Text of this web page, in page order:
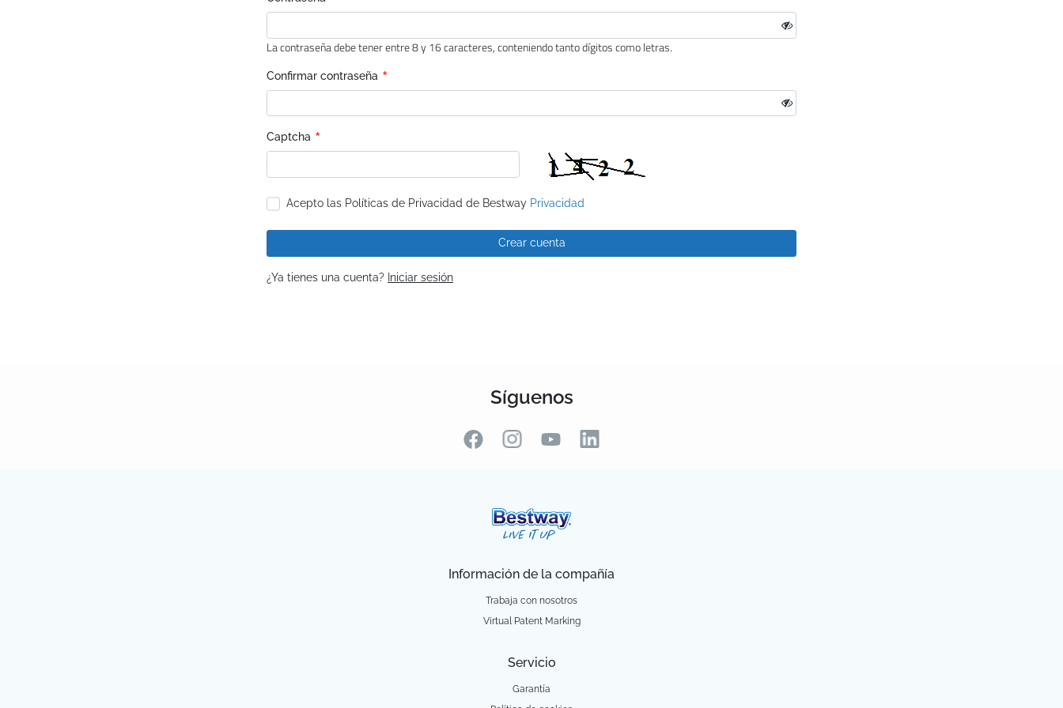
La contraseña debe tener entre 8 y 16 caracteres, conteniendo tanto dígitos como letras.
Confirmar contraseña *
Captcha *
Acepto las Políticas de Privacidad de Bestway Privacidad
Crear cuenta
¿Ya tienes una cuenta? Iniciar sesión
Síguenos
Información de la compañía
Trabaja con nosotros
Virtual Patent Marking
Servicio
Garantía